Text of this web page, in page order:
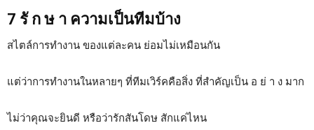
7 รั ก ษ า ความเป็นทีมบ้าง
สไตล์การทำงาน ของแต่ละคน ย่อมไม่เหมือนกัน
แต่ว่าการทำงานในหลายๆ ที่ทีมเวิร์คคือสิ่ง ที่สำคัญเป็น อ ย่ า ง มาก
ไม่ว่าคุณจะยินดี หรือว่ารักสันโดษ สักแค่ไหน